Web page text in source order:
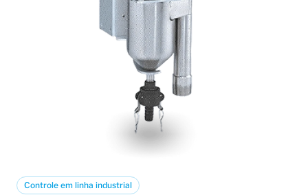
Controle em linha industrial